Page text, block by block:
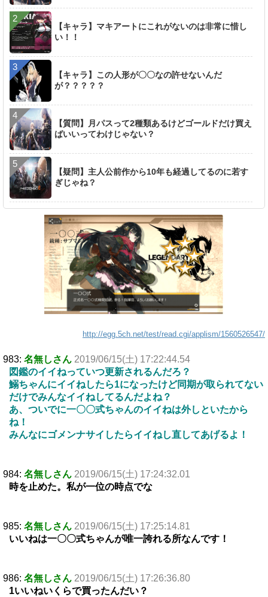
【キャラ】マキアートにこれがないのは非常に惜し
い！！
【キャラ】この人形が〇〇なの許せないんだ
が？？？？？
【質問】月パスって2種類あるけどゴールドだけ買え
ばいいってわけじゃない？
【疑問】主人公前作から10年も経過してるのに若す
ぎじゃね？
http://egg.5ch.net/test/read.cgi/applism/1560526547/
983: 名無しさん 2019/06/15(土) 17:22:44.54
図鑑のイイねっていつ更新されるんだろ？
鰯ちゃんにイイねしたら1になったけど同期が取られてない
だけでみんなイイねしてるんだよね？
あ、ついでに一〇〇式ちゃんのイイねは外しといたから
ね！
みんなにゴメンナサイしたらイイねし直してあげるよ！
984: 名無しさん 2019/06/15(土) 17:24:32.01
時を止めた。私が一位の時点でな
985: 名無しさん 2019/06/15(土) 17:25:14.81
いいねは一〇〇式ちゃんが唯一誇れる所なんです！
986: 名無しさん 2019/06/15(土) 17:26:36.80
1いいねいくらで買ったんだい？